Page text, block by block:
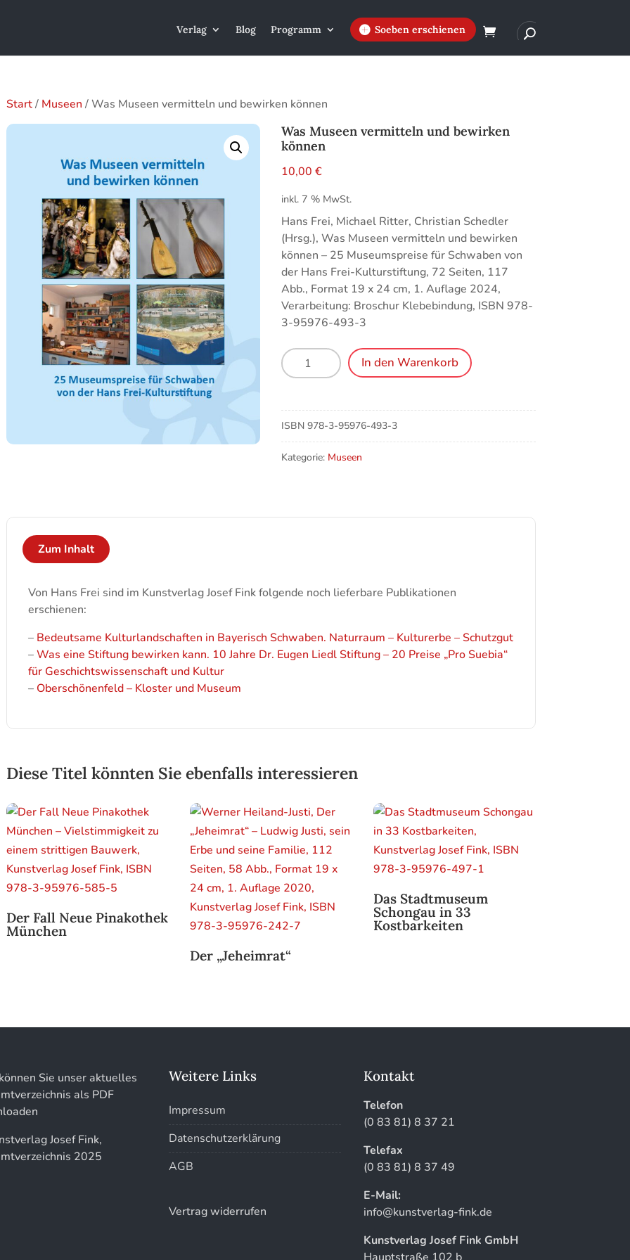
Verlag Blog Programm Soeben erschienen
Start/ Museen / Was Museen vermitteln und bewirken können
Was Museen vermitteln und bewirken
können
10,00€
inkl. 7 % MwSt.
Hans Frei, Michael Ritter, Christian Schedler
(Hrsg.), Was Museen vermitteln und bewirken
können – 25 Museumspreise für Schwaben von
der Hans Frei-Kulturstiftung, 72 Seiten, 117
Abb., Format 19 x 24 cm, 1. Auflage 2024,
Verarbeitung: Broschur Klebebindung, ISBN 978-
3-95976-493-3
Was
Museen
und
bewirken
können
Menge
In den Warenkorb
ISBN978-3-95976-493-3
Kategorie: Museen
Zum Inhalt
Von Hans Frei sind im Kunstverlag Josef Fink folgende noch lieferbare Publikationen
erschienen:
– Bedeutsame Kulturlandschaften in Bayerisch Schwaben. Naturraum – Kulturerbe – Schutzgut
–Was eine Stiftung bewirken kann. 10 Jahre Dr. Eugen Liedl Stiftung – 20 Preise „Pro Suebia“
für Geschichtswissenschaft und Kultur
– Oberschönenfeld – Kloster und Museum
Diese Titel könnten Sie ebenfalls interessieren
Der Fall Neue Pinakothek
München
Der „Jeheimrat“
Das Stadtmuseum
Schongau in 33
Kostbarkeiten
können Sie unser aktuelles
als PDF
Weitere Links
Impressum
Datenschutzerklärung
AGB
Vertrag widerrufen
Kontakt
Telefon
(0 83 81) 8 37 21
Telefax
(0 83 81) 8 37 49
E-Mail:
info@kunstverlag-fink.de
Kunstverlag Josef Fink GmbH